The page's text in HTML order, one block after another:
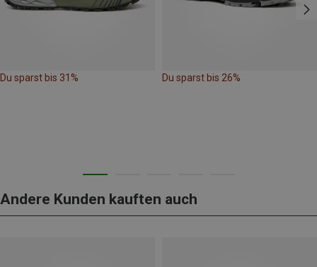
Du sparst bis 31% Du sparst bis 26%
Andere Kunden kauften auch